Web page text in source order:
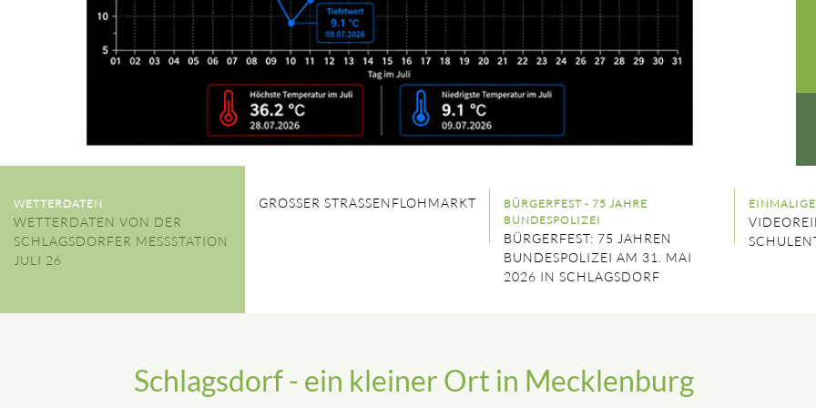
WETTERDATEN
WETTERDATEN VON DER
SCHLAGSDORFER MESSSTATION
JULI 26
GROSSER STRASSENFLOHMARKT
BÜRGERFEST - 75 JAHRE
BUNDESPOLIZEI
BÜRGERFEST: 75 JAHREN
BUNDESPOLIZEI AM 31. MAI
2026 IN SCHLAGSDORF
EINMALIGE
Schlagsdorf - ein kleiner Ort in Mecklenburg